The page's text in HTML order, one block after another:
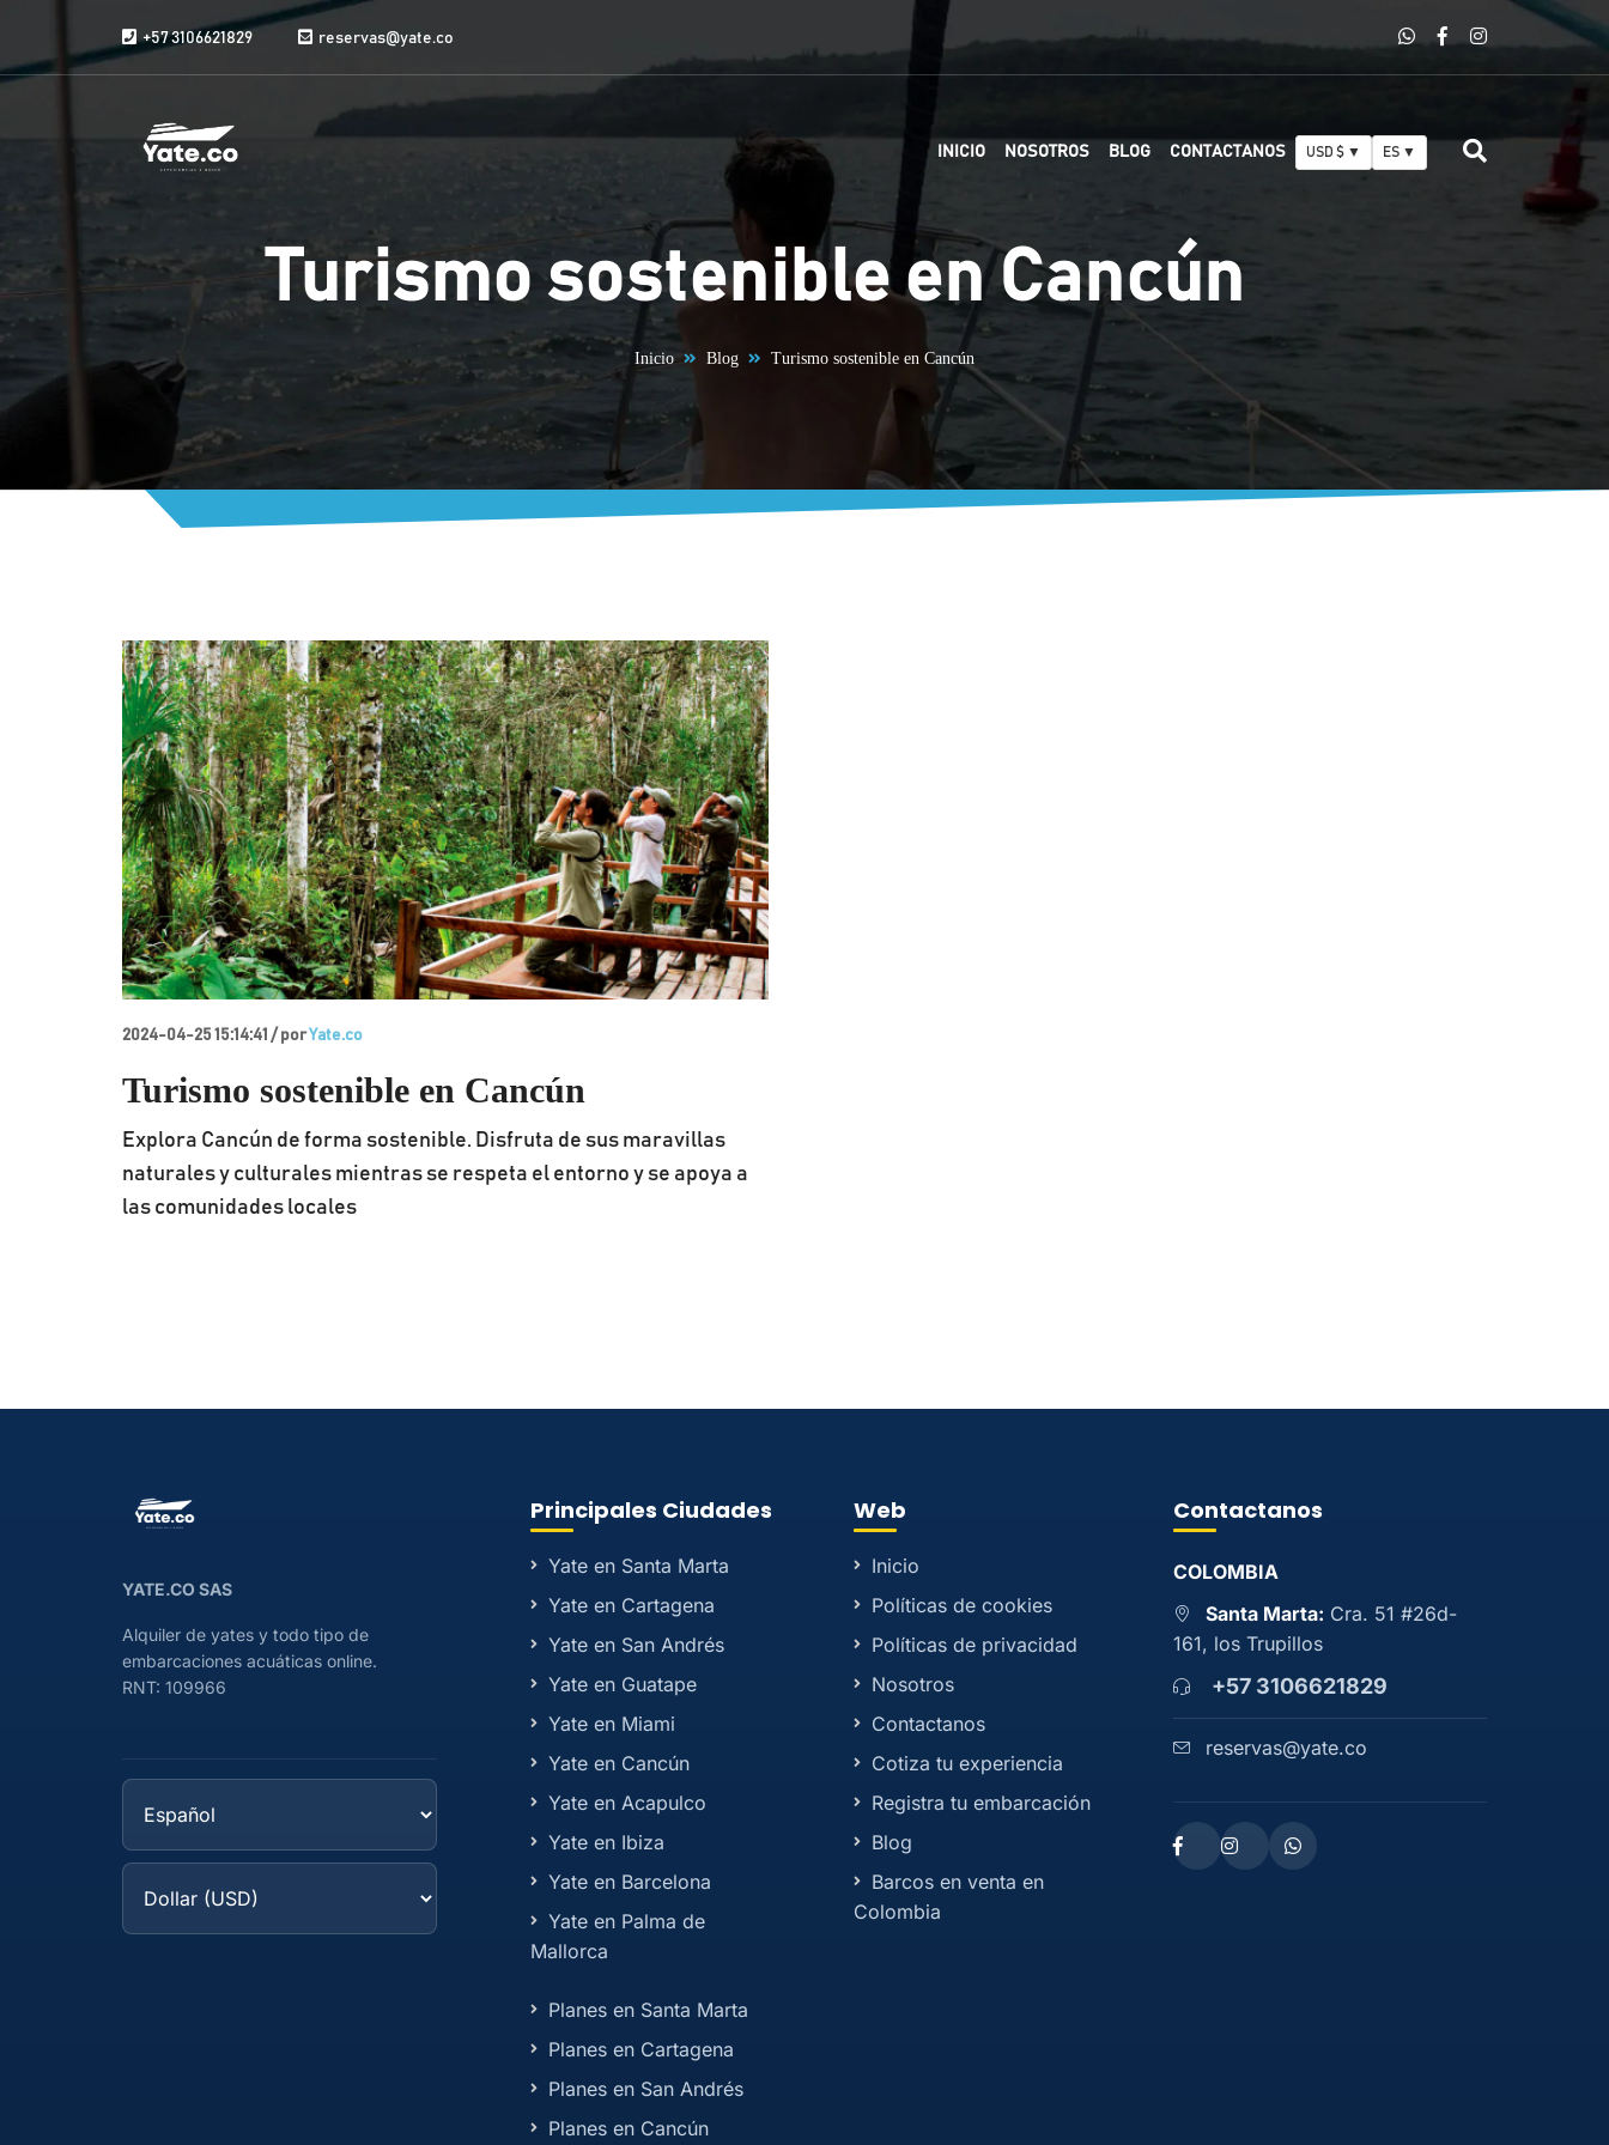
+57 3106621829 reservas@yate.co
INICIO NOSOTROS BLOG CONTACTANOS USD $ ▼ ES ▼
Turismo sostenible en Cancún
Inicio Blog Turismo sostenible en Cancún
2024-04-25 15:14:41 / porYate.co
Turismo sostenible en Cancún
Explora Cancún de forma sostenible. Disfruta de sus maravillas
naturales y culturales mientras se respeta el entorno y se apoya a
las comunidades locales
YATE.CO SAS
Alquiler de yates y todo tipo de
embarcaciones acuáticas online.
RNT: 109966
Principales Ciudades
Yate en Santa Marta
Yate en Cartagena
Yate en San Andrés
Yate en Guatape
Yate en Miami
Yate en Cancún
Yate en Acapulco
Yate en Ibiza
Yate en Barcelona
Yate en Palma de
Mallorca
Planes en Santa Marta
Planes en Cartagena
Planes en San Andrés
Planes en Cancún
Web
Inicio
Políticas de cookies
Políticas de privacidad
Nosotros
Contactanos
Cotiza tu experiencia
Registra tu embarcación
Blog
Barcos en venta en
Colombia
Contactanos
COLOMBIA
Santa Marta: Cra. 51 #26d-
161, los Trupillos
+57 3106621829
reservas@yate.co